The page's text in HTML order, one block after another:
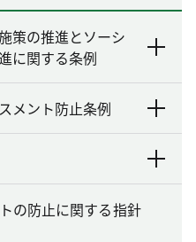
策の推進とソーシ
に関する条例
メント防止条例
の防止に関する指針